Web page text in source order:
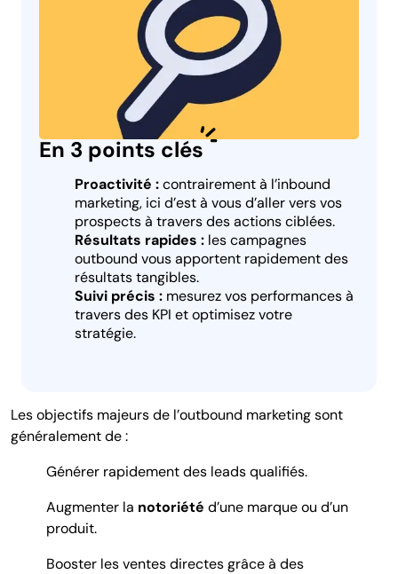
En 3 points clés
Proactivité :contrairement à l’inbound
marketing, ici d’est à vous d’aller vers vos
prospects à travers des actions ciblées.
Résultats rapides : les campagnes
outbound vous apportent rapidement des
résultats tangibles.
Suivi précis : mesurez vos performances à
travers des KPI et optimisez votre
stratégie.
Les objectifs majeurs de l’outbound marketing sont
généralement de :
Générer rapidement des leads qualifiés.
Augmenter la notoriété d’une marque ou d’un
produit.
Booster les ventes directes grâce à des